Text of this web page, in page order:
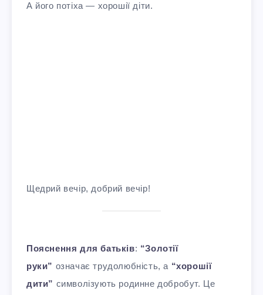
А його потiха — хорошiї дiти.
Щедрий вечiр, добрий вечiр!
Пояснення для батьків: “Золотії
руки” означає трудолюбність, а “хорошії
дити” символізують родинне добробут. Це